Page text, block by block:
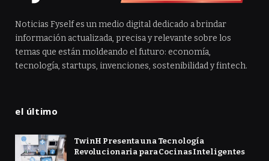
Noticias Fyself es un medio digital dedicado a brindar
información actualizada, precisa y relevante sobre los
temas que están moldeando el futuro: economía,
tecnología, startups, invenciones, sostenibilidad y fintech.
el último
TwinH Presenta una Tecnología
Revolucionaria para Cocinas Inteligentes